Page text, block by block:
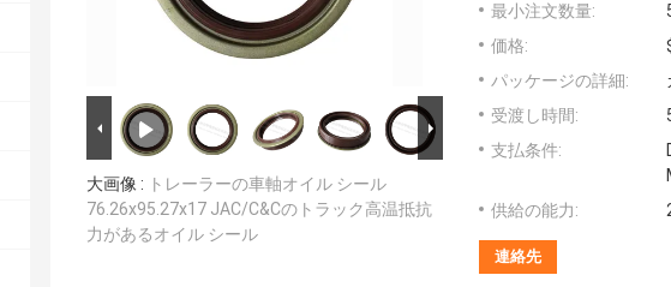
大画像 : トレーラーの車軸オイル シール
76.26x95.27x17 JAC/C&Cのトラック高温抵抗
力があるオイル シール
最小注文数量:
価格:
パッケージの詳細:
受渡し時間:
支払条件:
供給の能力:
連絡先